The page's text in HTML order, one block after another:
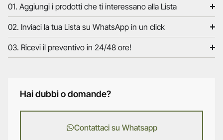
01. Aggiungi i prodotti che ti interessano alla Lista
02. Inviaci la tua Lista su WhatsApp in un click
03. Ricevi il preventivo in 24/48 ore!
Hai dubbi o domande?
Contattaci su Whatsapp